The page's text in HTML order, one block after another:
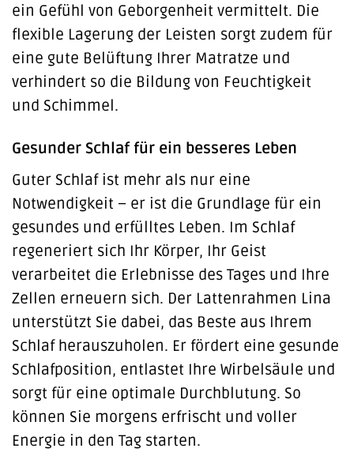
ein Gefühl von Geborgenheit vermittelt. Die
flexible Lagerung der Leisten sorgt zudem für
eine gute Belüftung Ihrer Matratze und
verhindert so die Bildung von Feuchtigkeit
und Schimmel.
Gesunder Schlaf für ein besseres Leben
Guter Schlaf ist mehr als nur eine
Notwendigkeit – er ist die Grundlage für ein
gesundes und erfülltes Leben. Im Schlaf
regeneriert sich Ihr Körper, Ihr Geist
verarbeitet die Erlebnisse des Tages und Ihre
Zellen erneuern sich. Der Lattenrahmen Lina
unterstützt Sie dabei, das Beste aus Ihrem
Schlaf herauszuholen. Er fördert eine gesunde
Schlafposition, entlastet Ihre Wirbelsäule und
sorgt für eine optimale Durchblutung. So
können Sie morgens erfrischt und voller
Energie in den Tag starten.